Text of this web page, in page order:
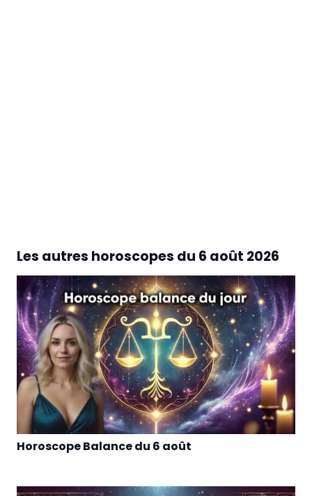
Les autres horoscopes du 6 août 2026
Horoscope Balance du 6 août